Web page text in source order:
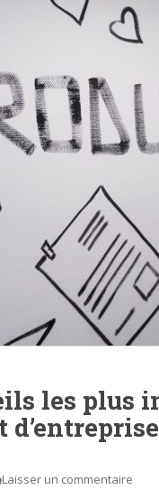
les plus
d’entreprise
Laisser un commentaire